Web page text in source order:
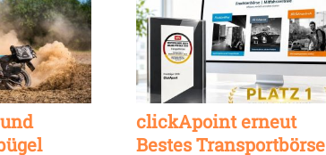
clickApoint erneut
Bestes Transportbörse